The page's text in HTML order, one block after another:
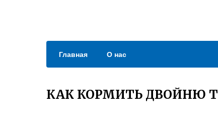
Главная О нас
КАК КОРМИТЬ ДВОЙНЮ